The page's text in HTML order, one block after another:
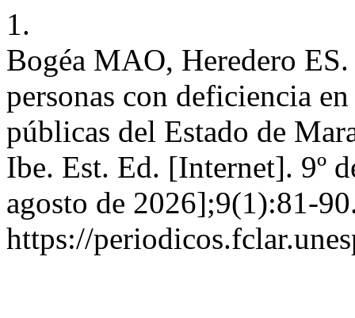
1.
Bogéa MAO, Heredero
personas con deficiencia
públicas del Estado de
Ibe. Est. Ed. [Internet]. 9º
agosto de 2026];9(1):81-
https://